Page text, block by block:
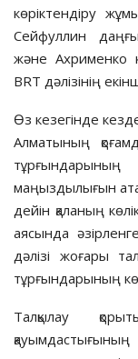
көріктендіру
Сейфуллин
және Ахрименко
BRT дәлізінің
Өз кезегінде
Алматының
маңыздылығын
дейін қаланың
аясында
дәлізі жоғары
тұрғындарының
Талқылау